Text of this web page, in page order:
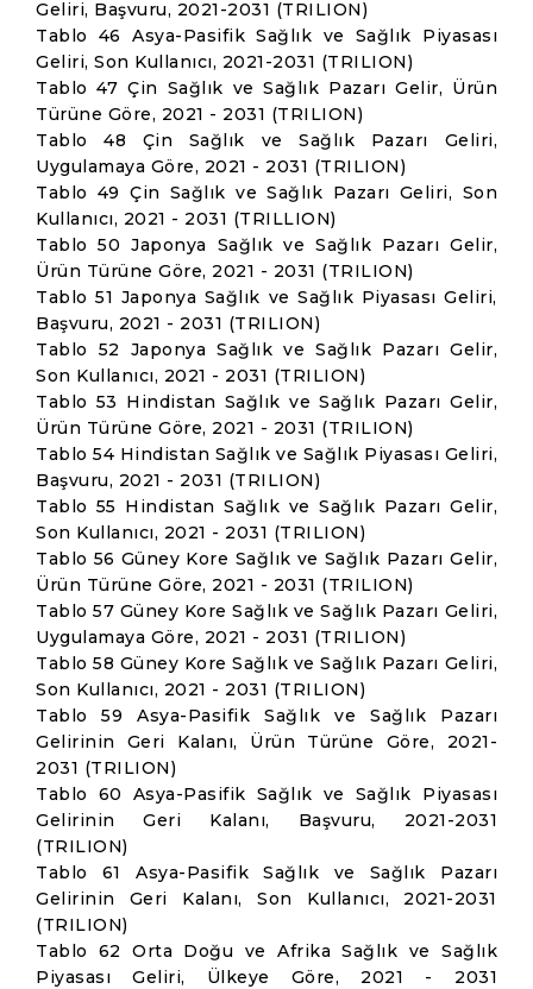
Geliri, Başvuru, 2021-2031 (TRILION)
Tablo 46 Asya-Pasifik Sağlık ve Sağlık Piyasası
Geliri, Son Kullanıcı, 2021-2031 (TRILION)
Tablo 47 Çin Sağlık ve Sağlık Pazarı Gelir, Ürün
Türüne Göre, 2021 - 2031 (TRILION)
Tablo 48 Çin Sağlık ve Sağlık Pazarı Geliri,
Uygulamaya Göre, 2021 - 2031 (TRILION)
Tablo 49 Çin Sağlık ve Sağlık Pazarı Geliri, Son
Kullanıcı, 2021 - 2031 (TRILLION)
Tablo 50 Japonya Sağlık ve Sağlık Pazarı Gelir,
Ürün Türüne Göre, 2021 - 2031 (TRILION)
Tablo 51 Japonya Sağlık ve Sağlık Piyasası Geliri,
Başvuru, 2021 - 2031 (TRILION)
Tablo 52 Japonya Sağlık ve Sağlık Pazarı Gelir,
Son Kullanıcı, 2021 - 2031 (TRILION)
Tablo 53 Hindistan Sağlık ve Sağlık Pazarı Gelir,
Ürün Türüne Göre, 2021 - 2031 (TRILION)
Tablo 54 Hindistan Sağlık ve Sağlık Piyasası Geliri,
Başvuru, 2021 - 2031 (TRILION)
Tablo 55 Hindistan Sağlık ve Sağlık Pazarı Gelir,
Son Kullanıcı, 2021 - 2031 (TRILION)
Tablo 56 Güney Kore Sağlık ve Sağlık Pazarı Gelir,
Ürün Türüne Göre, 2021 - 2031 (TRILION)
Tablo 57 Güney Kore Sağlık ve Sağlık Pazarı Geliri,
Uygulamaya Göre, 2021 - 2031 (TRILION)
Tablo 58 Güney Kore Sağlık ve Sağlık Pazarı Geliri,
Son Kullanıcı, 2021 - 2031 (TRILION)
Tablo 59 Asya-Pasifik Sağlık ve Sağlık Pazarı
Gelirinin Geri Kalanı, Ürün Türüne Göre, 2021-
2031 (TRILION)
Tablo 60 Asya-Pasifik Sağlık ve Sağlık Piyasası
Gelirinin Geri Kalanı, Başvuru, 2021-2031
(TRILION)
Tablo 61 Asya-Pasifik Sağlık ve Sağlık Pazarı
Gelirinin Geri Kalanı, Son Kullanıcı, 2021-2031
(TRILION)
Tablo 62 Orta Doğu ve Afrika Sağlık ve Sağlık
Piyasası Geliri, Ülkeye Göre, 2021 - 2031